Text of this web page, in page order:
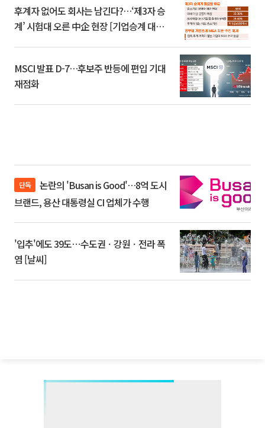
후계자 없어도 회사는 남긴다?…‘제3자 승
계’ 시험대 오른 中企 현장 [기업승계 대전
MSCI 발표 D-7…후보주 반등에 편입 기대
재점화
단독
브랜드, 용산 대통령실 CI 업체가 수행
'입추'에도 39도⋯수도권ㆍ강원ㆍ전라 폭
염 [날씨]